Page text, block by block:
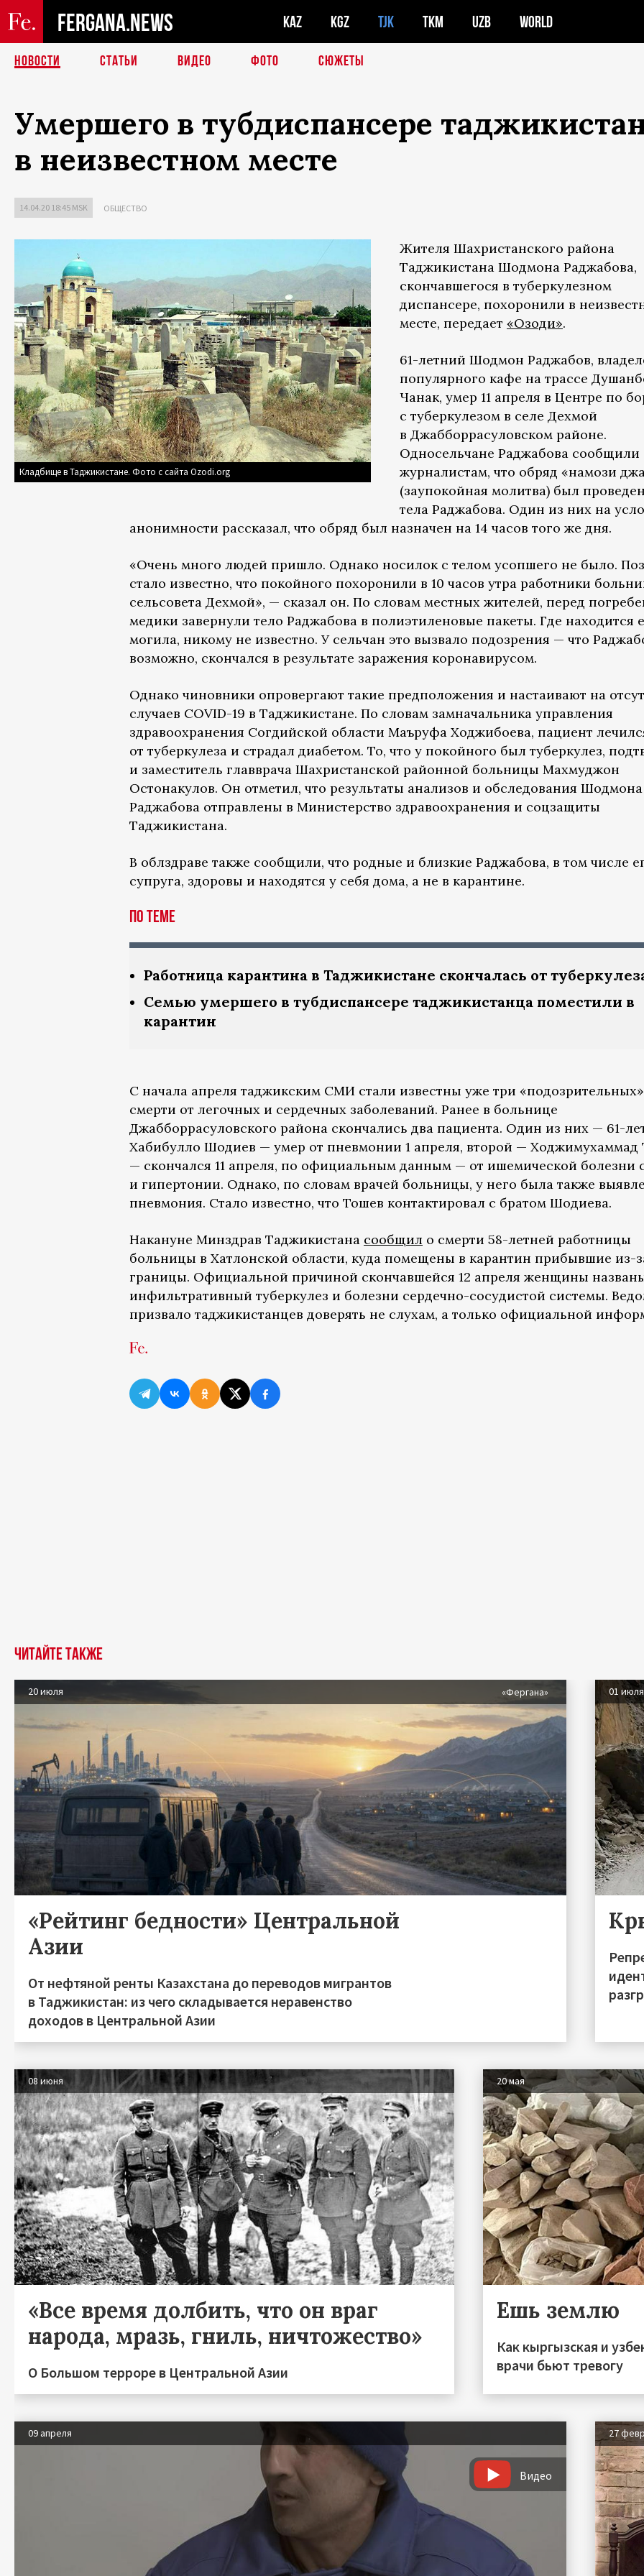
FERGANA.NEWS KAZ KGZ TJK TKM UZB WORLD
НОВОСТИ СТАТЬИ ВИДЕО ФОТО СЮЖЕТЫ
Умершего в тубдиспансере
в неизвестном месте
14.04.20 18:45 MSK ОБЩЕСТВО
Кладбище в Таджикистане. Фото с сайта Ozodi.org
Жителя Шахристанского района
Таджикистана Шодмона Раджабова,
скончавшегося в туберкулезном
диспансере, похоронили в
месте, передает «Озоди».
61-летний Шодмон Раджабов,
популярного кафе на трассе
Чанак, умер 11 апреля в Центре по
с туберкулезом в селе Дехмой
в Джабборрасуловском районе.
Односельчане Раджабова сообщили
журналистам, что обряд «намози
(заупокойная молитва) был
тела Раджабова. Один из них на
анонимности рассказал, что обряд был назначен на 14 часов того же дня.
«Очень много людей пришло. Однако носилок с телом усопшего не было.
стало известно, что покойного похоронили в 10 часов утра работники
сельсовета Дехмой», — сказал он. По словам местных жителей, перед
медики завернули тело Раджабова в полиэтиленовые пакеты. Где находится
могила, никому не известно. У сельчан это вызвало подозрения — что
возможно, скончался в результате заражения коронавирусом.
Однако чиновники опровергают такие предположения и настаивают на
случаев COVID-19 в Таджикистане. По словам замначальника управления
здравоохранения Согдийской области Маъруфа Ходжибоева, пациент
от туберкулеза и страдал диабетом. То, что у покойного был туберкулез,
и заместитель главврача Шахристанской районной больницы Махмуджон
Остонакулов. Он отметил, что результаты анализов и обследования Шодмона
Раджабова отправлены в Министерство здравоохранения и соцзащиты
Таджикистана.
В облздраве также сообщили, что родные и близкие Раджабова, в том числе
супруга, здоровы и находятся у себя дома, а не в карантине.
По теме
Работница карантина в Таджикистане скончалась от
Семью умершего в тубдиспансере таджикистанца поместили в
карантин
С начала апреля таджикским СМИ стали известны уже три «подозрительных»
смерти от легочных и сердечных заболеваний. Ранее в больнице
Джабборрасуловского района скончались два пациента. Один из них — 61-
Хабибулло Шодиев — умер от пневмонии 1 апреля, второй — Ходжимухаммад
— скончался 11 апреля, по официальным данным — от ишемической болезни
и гипертонии. Однако, по словам врачей больницы, у него была также
пневмония. Стало известно, что Тошев контактировал с братом Шодиева.
Накануне Минздрав Таджикистана сообщил о смерти 58-летней работницы
больницы в Хатлонской области, куда помещены в карантин прибывшие из-
границы. Официальной причиной скончавшейся 12 апреля женщины
инфильтративный туберкулез и болезни сердечно-сосудистой системы.
призвало таджикистанцев доверять не слухам, а только официальной
Читайте также
20 июля «Фергана»
«Рейтинг бедности» Центральной
Азии
От нефтяной ренты Казахстана до переводов мигрантов
в Таджикистан: из чего складывается неравенство
доходов в Центральной Азии
01 июля
08 июня
«Все время долбить, что он враг
народа, мразь, гниль, ничтожество»
О Большом терроре в Центральной Азии
20 мая
Ешь землю
Как кыргызская и
врачи бьют тревогу
09 апреля
Видео
27